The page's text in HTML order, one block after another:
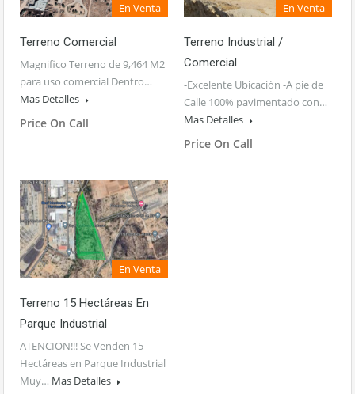
En Venta
Terreno Comercial
Magnifico Terreno de 9,464 M2
para uso comercial Dentro…
Mas Detalles
Price On Call
En Venta
Terreno Industrial /
Comercial
-Excelente Ubicación -A pie de
Calle 100% pavimentado con…
Mas Detalles
Price On Call
En Venta
Terreno 15 Hectáreas En
Parque Industrial
ATENCION!!! Se Venden 15
Hectáreas en Parque Industrial
Muy… Mas Detalles